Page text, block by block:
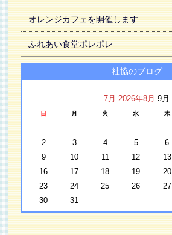
オレンジカフェを開催します
ふれあい食堂ポレポレ
社協のブログ
7月 2026年8月 9月
日 月 火 水 木
2
3 4 5 6
9
10 11 12 13
16
17 18 19 20
23
24 25 26 27
30
31